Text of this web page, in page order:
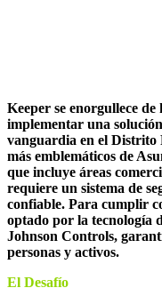
Keeper se enorgullece
implementar una
vanguardia en el Distrito
más emblemáticos de
que incluye áreas
requiere un sistema de
confiable. Para cumplir
optado por la tecnología
Johnson Controls,
personas y activos.
El Desafío